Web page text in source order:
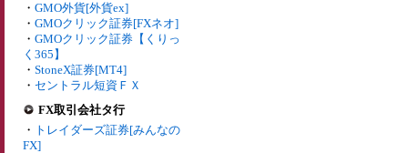
・ GMO外貨[外貨ex]
・ GMOクリック証券[FXネオ]
・ GMOクリック証券【くりっ
く365】
・ StoneX証券[MT4]
・ セントラル短資ＦＸ
FX取引会社タ行
・ トレイダーズ証券[みんなの
FX]